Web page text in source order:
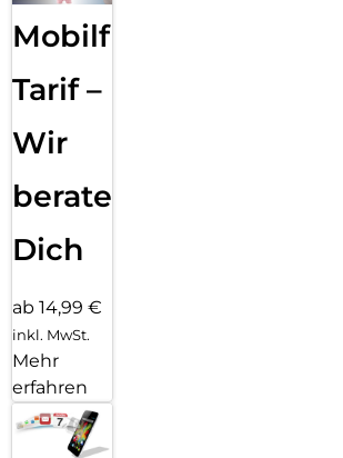
Mobilfunk
Tarif –
Wir
beraten
Dich
ab 14,99 €
inkl. MwSt.
Mehr
erfahren